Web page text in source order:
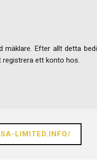
mäklare. Efter allt detta
ett konto hos.
LIMITED.INFO/